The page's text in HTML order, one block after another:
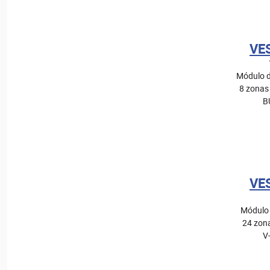
Módulo
8
24